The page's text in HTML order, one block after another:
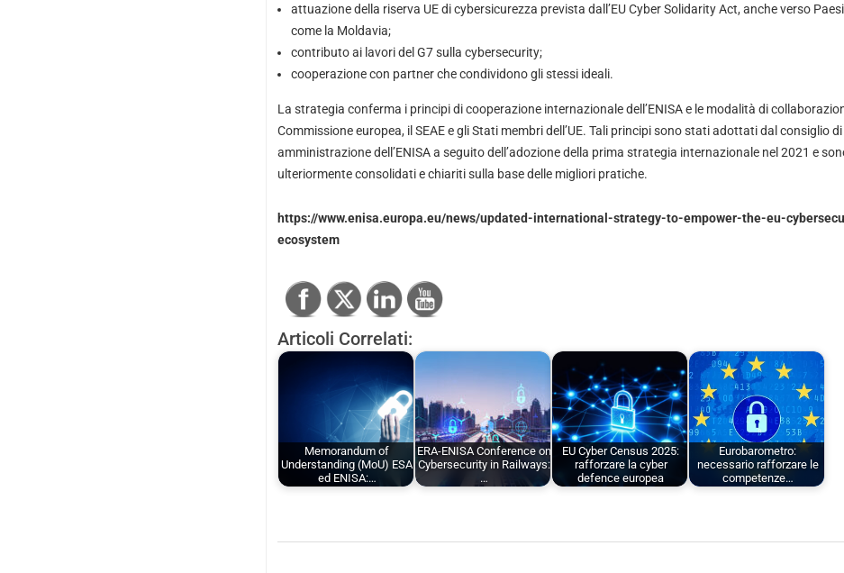
attuazione della riserva UE di cybersicurezza prevista dall’EU Cyber Solidarity Act, anche verso
come la Moldavia;
contributo ai lavori del G7 sulla cybersecurity;
cooperazione con partner che condividono gli stessi ideali.
La strategia conferma i principi di cooperazione internazionale dell’ENISA e le modalità di
Commissione europea, il SEAE e gli Stati membri dell’UE. Tali principi sono stati adottati dal consiglio di
amministrazione dell’ENISA a seguito dell’adozione della prima strategia internazionale nel 2021 e
ulteriormente consolidati e chiariti sulla base delle migliori pratiche.
https://www.enisa.europa.eu/news/updated-international-strategy-to-empower-the-eu-
ecosystem
Articoli Correlati:
Memorandum of
Understanding (MoU) ESA
ed ENISA:…
ERA-ENISA Conference on
Cybersecurity in Railways:
…
EU Cyber Census 2025:
rafforzare la cyber
defence europea
Eurobarometro:
necessario rafforzare le
competenze…